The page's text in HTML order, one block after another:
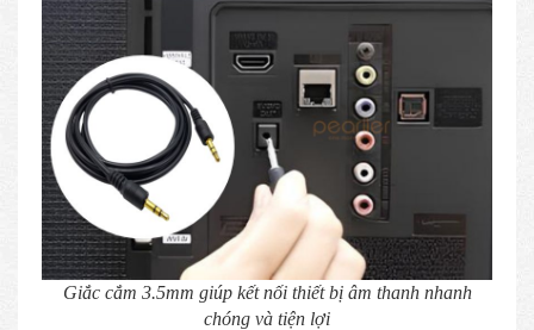
Giắc cắm 3.5mm giúp kết nối thiết bị âm thanh nhanh
chóng và tiện lợi